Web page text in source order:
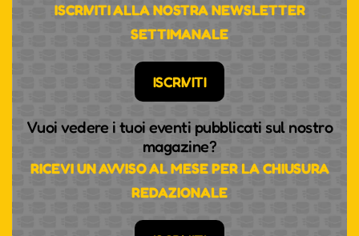
ISCRIVITI ALLA NOSTRA NEWSLETTER
SETTIMANALE
ISCRIVITI
Vuoi vedere i tuoi eventi pubblicati sul nostro
magazine?
RICEVI UN AVVISO AL MESE PER LA CHIUSURA
REDAZIONALE